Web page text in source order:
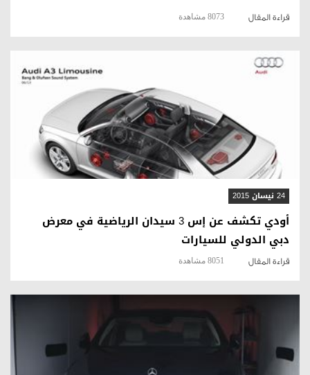
قراءة المقال 8073 مشاهدة
قراءة المقال
24 نيسان 2015
أودي تكشف عن إس 3 سيدان الرياضية في معرض
دبي الدولي للسيارات
قراءة المقال 8051 مشاهدة